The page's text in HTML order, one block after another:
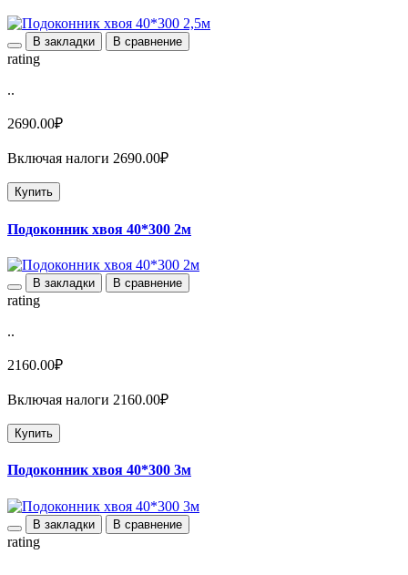
В закладки В сравнение
rating
..
2690.00₽
Включая налоги 2690.00₽
Купить
Подоконник хвоя 40*300 2м
В закладки В сравнение
rating
..
2160.00₽
Включая налоги 2160.00₽
Купить
Подоконник хвоя 40*300 3м
В закладки В сравнение
rating